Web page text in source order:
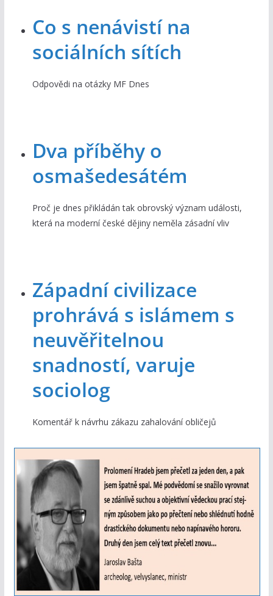
Co s nenávistí na
sociálních sítích
Odpovědi na otázky MF Dnes
Dva příběhy o
osmašedesátém
Proč je dnes přikládán tak obrovský význam události,
která na moderní české dějiny neměla zásadní vliv
Západní civilizace
prohrává s islámem s
neuvěřitelnou
snadností, varuje
sociolog
Komentář k návrhu zákazu zahalování obličejů